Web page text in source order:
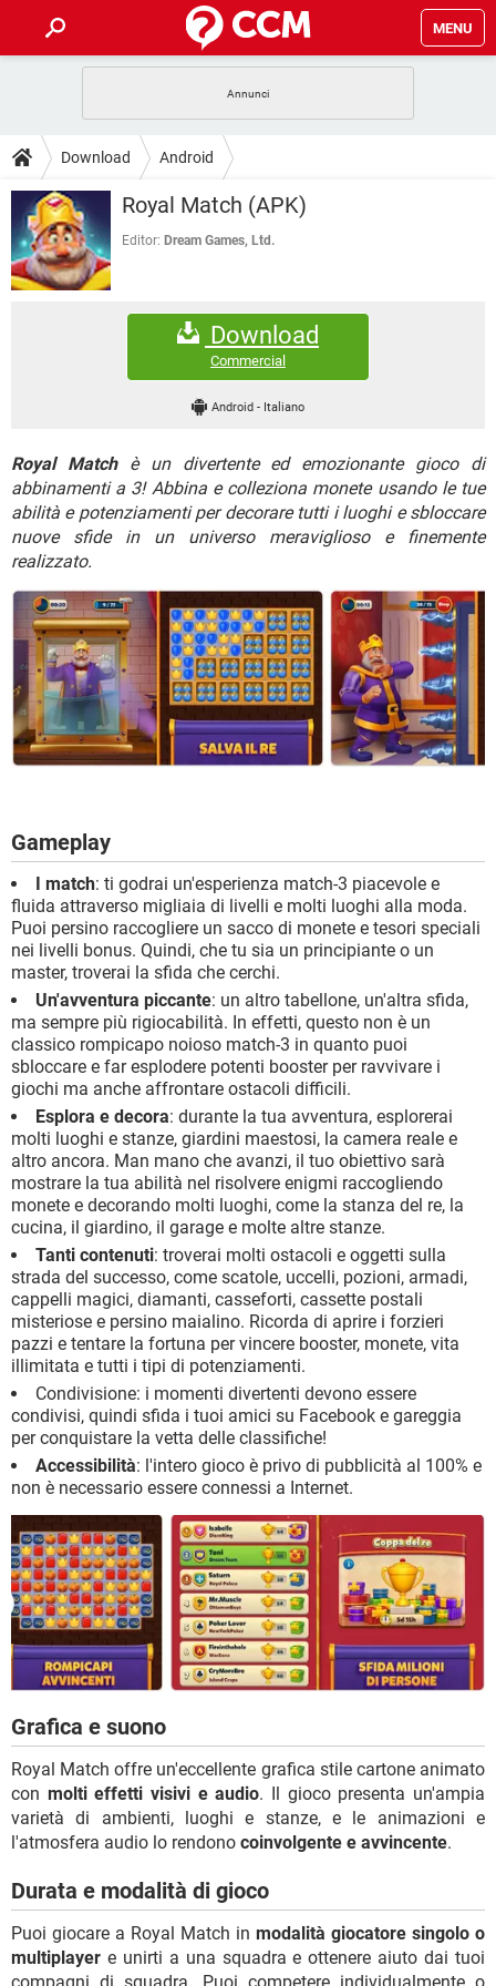
MENU
INTRATTENIMENTO
iOS WINDOWS 10
INSTAGRAM WHATSAPP
TIKTOK
GUIDE
COVID-19
INTRATTENIMENTO ANDROID
iOS
FACEBOOK
DOWNLOAD
COVID-19 GAMING
INTRATTENIMENTO
WINDOWS 10
WHATSAPP
FORUM
ANDROID
WINDOWS 10
WHATSAPP
HARDWARE
GAMING
INSTAGRAM WHATSAPP
TIKTOK FACEBOOK
HARDWARE
Download Android
Royal Match (APK)
Editor: Dream Games, Ltd.
Download
Commercial
Android - Italiano
Royal Matchè un divertente ed emozionante gioco di
abbinamenti a 3! Abbina e colleziona monete usando le tue
abilità e potenziamenti per decorare tutti i luoghi e sbloccare
nuove sfide in un universo meraviglioso e finemente
realizzato.
Gameplay
I match: ti godrai un'esperienza match-3 piacevole e
fluida attraverso migliaia di livelli e molti luoghi alla moda.
Puoi persino raccogliere un sacco di monete e tesori speciali
nei livelli bonus. Quindi, che tu sia un principiante o un
master, troverai la sfida che cerchi.
Un'avventura piccante: un altro tabellone, un'altra sfida,
ma sempre più rigiocabilità. In effetti, questo non è un
classico rompicapo noioso match-3 in quanto puoi
sbloccare e far esplodere potenti booster per ravvivare i
giochi ma anche affrontare ostacoli difficili.
Esplora e decora: durante la tua avventura, esplorerai
molti luoghi e stanze, giardini maestosi, la camera reale e
altro ancora. Man mano che avanzi, il tuo obiettivo sarà
mostrare la tua abilità nel risolvere enigmi raccogliendo
monete e decorando molti luoghi, come la stanza del re, la
cucina, il giardino, il garage e molte altre stanze.
Tanti contenuti: troverai molti ostacoli e oggetti sulla
strada del successo, come scatole, uccelli, pozioni, armadi,
cappelli magici, diamanti, casseforti, cassette postali
misteriose e persino maialino. Ricorda di aprire i forzieri
pazzi e tentare la fortuna per vincere booster, monete, vita
illimitata e tutti i tipi di potenziamenti.
Condivisione: i momenti divertenti devono essere
condivisi, quindi sfida i tuoi amici su Facebook e gareggia
per conquistare la vetta delle classifiche!
Accessibilità: l'intero gioco è privo di pubblicità al 100% e
non è necessario essere connessi a Internet.
Grafica e suono
Royal Match offre un'eccellente grafica stile cartone animato
con molti effetti visivi e audio. Il gioco presenta un'ampia
varietà di ambienti, luoghi e stanze, e le animazioni e
l'atmosfera audio lo rendono coinvolgente e avvincente.
Durata e modalità di gioco
Puoi giocare a Royal Match in modalità giocatore singolo o
multiplayer e unirti a una squadra e ottenere aiuto dai tuoi